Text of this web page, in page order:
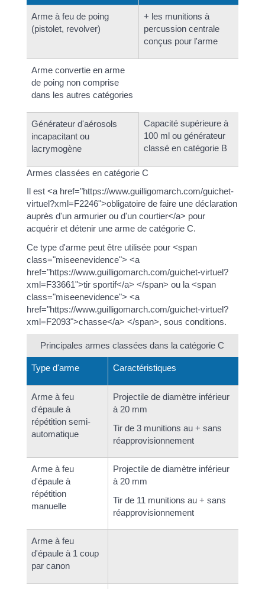
Arme à feu de poing
(pistolet, revolver)
+ les munitions à
percussion centrale
conçus pour l'arme
Arme convertie en arme
de poing non comprise
dans les autres catégories
Générateur d'aérosols
incapacitant ou
lacrymogène
Capacité supérieure à
100 ml ou générateur
classé en catégorie B
Armes classées en catégorie C
Il est <a href="https://www.guilligomarch.com/guichet-
virtuel?xml=F2246">obligatoire de faire une déclaration
auprès d'un armurier ou d'un courtier</a> pour
acquérir et détenir une arme de catégorie C.
Ce type d'arme peut être utilisée pour <span
class="miseenevidence"> <a
href="https://www.guilligomarch.com/guichet-virtuel?
xml=F33661">tir sportif</a> </span> ou la <span
class="miseenevidence"> <a
href="https://www.guilligomarch.com/guichet-virtuel?
xml=F2093">chasse</a> </span>, sous conditions.
Principales armes classées dans la catégorie C
Type d'arme Caractéristiques
Arme à feu
d'épaule à
répétition semi-
automatique
Projectile de diamètre inférieur
à 20 mm
Tir de 3 munitions au + sans
réapprovisionnement
Arme à feu
d'épaule à
répétition
manuelle
Projectile de diamètre inférieur
à 20 mm
Tir de 11 munitions au + sans
réapprovisionnement
Arme à feu
d'épaule à 1 coup
par canon